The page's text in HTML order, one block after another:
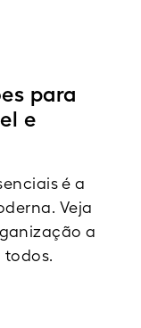
para
e
é a
Veja
a
todos.